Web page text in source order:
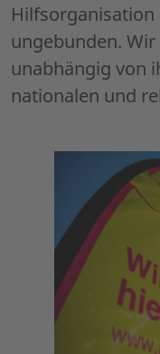
ungebunden.
unabhängig von
nationalen und